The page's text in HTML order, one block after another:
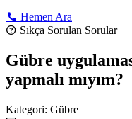
Hemen Ara
Sıkça Sorulan Sorular
Gübre
yapmalı mıyım?
Kategori: Gübre